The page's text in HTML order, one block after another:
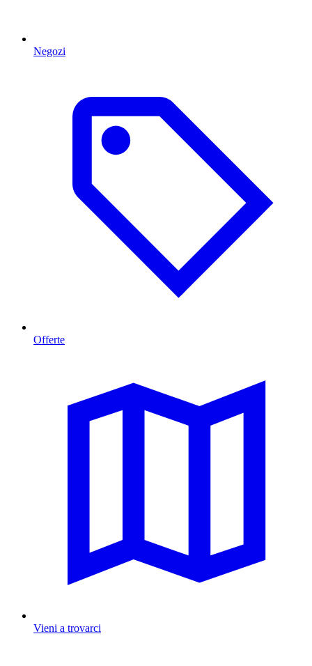
Negozi
Offerte
Vieni a trovarci